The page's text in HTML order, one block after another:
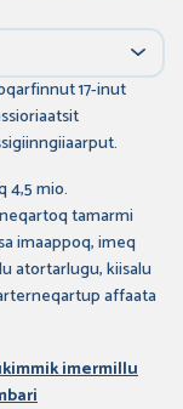
17-inut
4,5 mio.
tamarmi
imaappoq, imeq
atortarlugu, kiisalu
affaata
imermillu